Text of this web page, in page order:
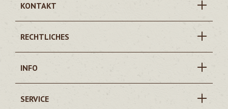
KONTAKT
RECHTLICHES
INFO
SERVICE